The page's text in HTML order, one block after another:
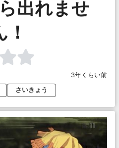
出れませ
！
3年くらい前
さいきょう